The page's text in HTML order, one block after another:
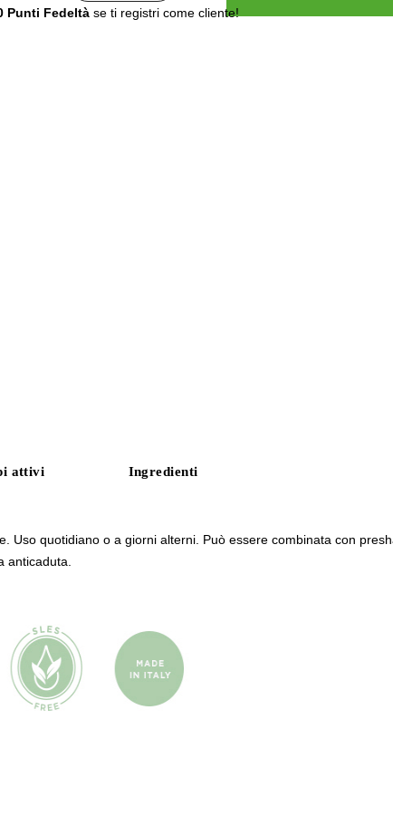
Punti Fedeltà se ti registri come cliente!
attivi Ingredienti
Uso quotidiano o a giorni alterni. Può essere combinata con
anticaduta.